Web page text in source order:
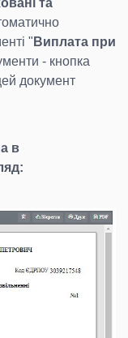
та
" Виплата при
- кнопка
документ
в